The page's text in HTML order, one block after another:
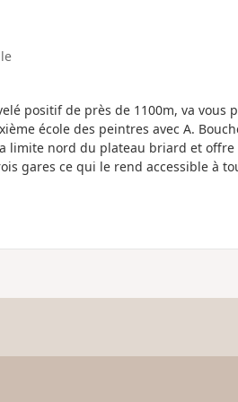
positif de près de 1100m, va vous
école des peintres avec A.
nord du plateau briard et offre
gares ce qui le rend accessible à